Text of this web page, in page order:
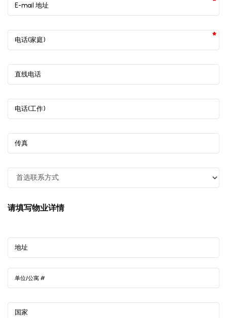
E-mail 地址
电话(家庭)
直线电话
电话(工作)
传真
请填写物业详情
地址
单位/公寓 #
国家